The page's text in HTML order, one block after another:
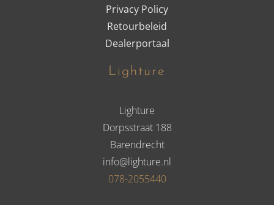
Privacy Policy
Retourbeleid
Dealerportaal
Lighture
Lighture
Dorpsstraat 188
Barendrecht
info@lighture.nl
078-2055440